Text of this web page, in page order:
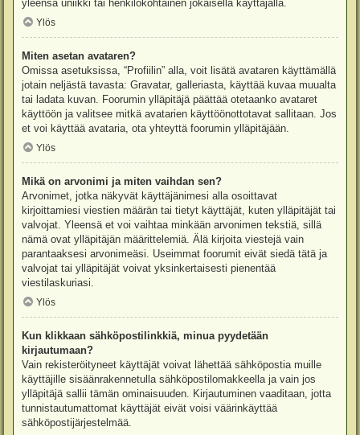
yleensä uniikki tai henkilökohtainen jokaisella käyttäjällä.
Ylös
Miten asetan avataren?
Omissa asetuksissa, “Profiilin” alla, voit lisätä avataren käyttämällä
jotain neljästä tavasta: Gravatar, galleriasta, käyttää kuvaa muualta
tai ladata kuvan. Foorumin ylläpitäjä päättää otetaanko avataret
käyttöön ja valitsee mitkä avatarien käyttöönottotavat sallitaan. Jos
et voi käyttää avataria, ota yhteyttä foorumin ylläpitäjään.
Ylös
Mikä on arvonimi ja miten vaihdan sen?
Arvonimet, jotka näkyvät käyttäjänimesi alla osoittavat
kirjoittamiesi viestien määrän tai tietyt käyttäjät, kuten ylläpitäjät tai
valvojat. Yleensä et voi vaihtaa minkään arvonimen tekstiä, sillä
nämä ovat ylläpitäjän määrittelemiä. Älä kirjoita viestejä vain
parantaaksesi arvonimeäsi. Useimmat foorumit eivät siedä tätä ja
valvojat tai ylläpitäjät voivat yksinkertaisesti pienentää
viestilaskuriasi.
Ylös
Kun klikkaan sähköpostilinkkiä, minua pyydetään
kirjautumaan?
Vain rekisteröityneet käyttäjät voivat lähettää sähköpostia muille
käyttäjille sisäänrakennetulla sähköpostilomakkeella ja vain jos
ylläpitäjä sallii tämän ominaisuuden. Kirjautuminen vaaditaan, jotta
tunnistautumattomat käyttäjät eivät voisi väärinkäyttää
sähköpostijärjestelmää.